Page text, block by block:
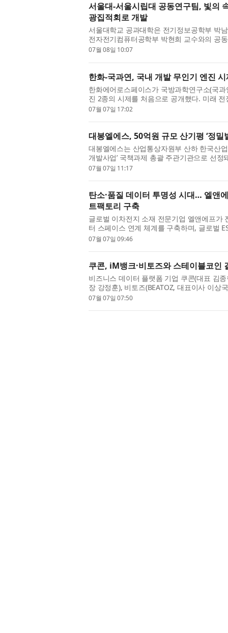
서울대-서울시립대 공동연구팀, 빛의
광집적회로 개발
서울대학교 공과대학은 전기정보공학부 박
전자전기컴퓨터공학부 박현희 교수와의 공
는 광집적회로를 개발했다고 밝혔다. 최근
07월 08일 10:07
한화-국과연, 국내 개발 무인기 엔진
한화에어로스페이스가 국방과학연구소(국
진 2종의 시제를 처음으로 공개했다. 미래
발해 자주국방을 강화하고 무인기 수출 경
07월 07일 17:02
대봉엘에스, 50억원 규모 산기평 ‘정밀
대봉엘에스는 산업통상자원부 산하 한국산
개발사업’ 국책과제 총괄 주관기관으로 선
‘산업용 미생물 기반 루테인 대량 생산 생물
07월 07일 11:17
탄소·품질 데이터 투명성 시대… 엘앤
트팩토리 구축
글로벌 이차전지 소재 전문기업 엘앤에프가
터 스페이스 연계 체계를 구축하며, 글로벌
데이터·블록체인) 스마트팩토리’ 기반을 마
07월 07일 09:46
쿠콘, iM뱅크·비토즈와 스테이블코인
비즈니스 데이터 플랫폼 기업 쿠콘(대표 김
장 강정훈), 비토즈(BEATOZ, 대표이사 이상
태계 구축’ 기술 검증(PoC, Proof of
07월 07일 07:50